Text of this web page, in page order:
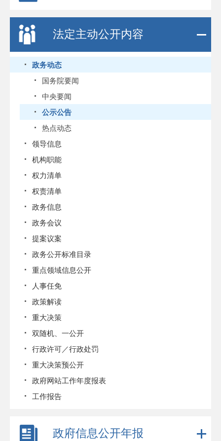
法定主动公开内容
政务动态
国务院要闻
中央要闻
公示公告
热点动态
领导信息
机构职能
权力清单
权责清单
政务信息
政务会议
提案议案
政务公开标准目录
重点领域信息公开
人事任免
政策解读
重大决策
双随机、一公开
行政许可／行政处罚
重大决策预公开
政府网站工作年度报表
工作报告
政府信息公开年报